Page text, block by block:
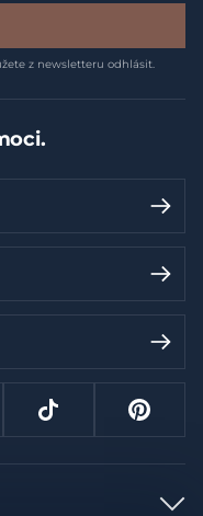
z newsletteru odhlásit.